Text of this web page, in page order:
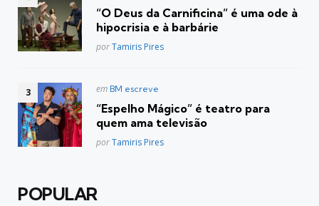
“O Deus da Carnificina” é uma ode à
hipocrisia e à barbárie
Posted
porTamiris Pires
Postado
em BM escreve
“Espelho Mágico” é teatro para
quem ama televisão
Posted
porTamiris Pires
POPULAR